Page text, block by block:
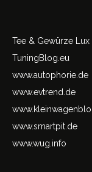
Tee & Gewürze Lux
TuningBlog.eu
www.autophorie.de
www.evtrend.de
www.smartpit.de
www.wug.info